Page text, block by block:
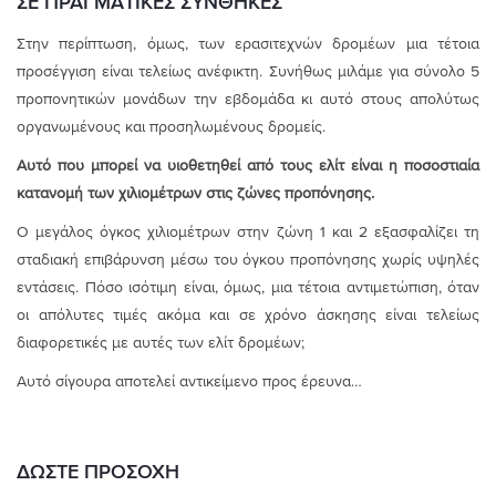
Στην περίπτωση, όμως, των ερασιτεχνών δρομέων μια τέτοια
προσέγγιση είναι τελείως ανέφικτη. Συνήθως μιλάμε για σύνολο 5
προπονητικών μονάδων την εβδομάδα κι αυτό στους απολύτως
οργανωμένους και προσηλωμένους δρομείς.
Αυτό που μπορεί να υιοθετηθεί από τους ελίτ είναι η ποσοστιαία
κατανομή των χιλιομέτρων στις ζώνες προπόνησης.
Ο μεγάλος όγκος χιλιομέτρων στην ζώνη 1 και 2 εξασφαλίζει τη
σταδιακή επιβάρυνση μέσω του όγκου προπόνησης χωρίς υψηλές
εντάσεις. Πόσο ισότιμη είναι, όμως, μια τέτοια αντιμετώπιση, όταν
οι απόλυτες τιμές ακόμα και σε χρόνο άσκησης είναι τελείως
διαφορετικές με αυτές των ελίτ δρομέων;
Αυτό σίγουρα αποτελεί αντικείμενο προς έρευνα…
ΔΩΣΤΕ ΠΡΟΣΟΧΗ